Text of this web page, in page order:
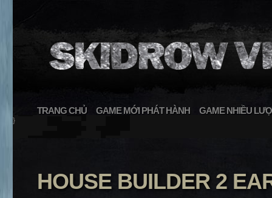
TRANG CHỦ GAME MỚI PHÁT HÀNH GAME NHIỀU
}
HOUSE BUILDER 2